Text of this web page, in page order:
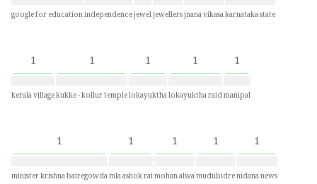
google for educationindependencejeweljewellersjnana vikasakarnataka state
1
kerala village
1
kukke - kollur temple
1
lokayuktha
1
lokayuktha raid
1
manipal
1
minister krishna bairegowda
1
mla ashok rai
1
mohan alwa
1
mudubidre
1
nidana news